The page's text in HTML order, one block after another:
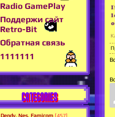
Radio GamePlay
Поддержи сайт
Retro-Bit
Обратная связь
1111111
CATEGORIES
Dendy, Nes, Famicom [457]